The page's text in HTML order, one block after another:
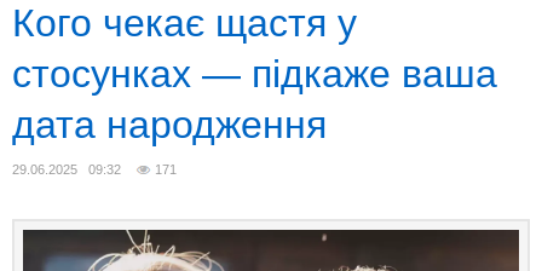
Кого чекає щастя у
стосунках — підкаже ваша
дата народження
29.06.2025 09:32 171